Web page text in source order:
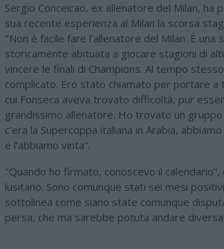
Sergio Conceicao, ex allenatore del Milan, ha
sua recente esperienza al Milan la scorsa
"Non è facile fare l’allenatore del Milan. È una
storicamente abituata a giocare stagioni di
vincere le finali di Champions. Al tempo
complicato. Ero stato chiamato per portare a
cui Fonseca aveva trovato difficoltà, pur
grandissimo allenatore. Ho trovato un
c’era la Supercoppa italiana in Arabia,
e l’abbiamo vinta”.
"Quando ho firmato, conoscevo il calendario”,
lusitano. Sono comunque stati sei mesi
sottolinea come siano state comunque
persa, che ma sarebbe potuta andare